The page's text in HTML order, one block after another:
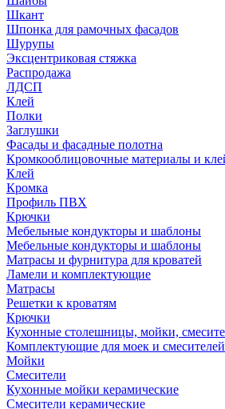
Шкант
Шпонка для рамочных фасадов
Шурупы
Эксцентриковая стяжка
Распродажа
ЛДСП
Клей
Полки
Заглушки
Фасады и фасадные полотна
Кромкооблицовочные материалы и
Клей
Кромка
Профиль ПВХ
Крючки
Мебельные кондукторы и шаблоны
Мебельные кондукторы и шаблоны
Матрасы и фурнитура для кроватей
Ламели и комплектующие
Матрасы
Решетки к кроватям
Крючки
Кухонные столешницы, мойки,
Комплектующие для моек и смесителей
Мойки
Смесители
Кухонные мойки керамические
Смесители керамические